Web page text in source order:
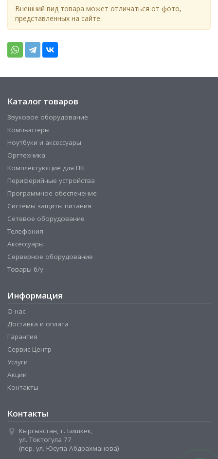
Внешний вид товара может отличаться от фото,
представленных на сайте.
Каталог товаров
Звуковое оборудование
Компьютеры
Ноутбуки и аксессуары
Оргтехника
Комплектующие для ПК
Периферийные устройства
Программное обеспечение
Системы защиты питания
Сетевое оборудование
Телефония
Аксессуары
Серверное оборудование
Товары б/у
Информация
О нас
Доставка и оплата
Гарантия
Сервис Центр
Услуги
Акции
Контакты
Контакты
Кыргызстан, г. Бишкек,
ул. Токтогула 77
(пер. ул. Юсупа Абдрахманова)